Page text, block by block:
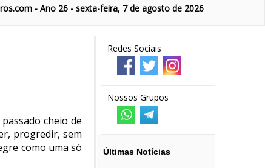
- Ano 26 - sexta-feira, 7 de agosto de 2026
Redes Sociais
Nossos Grupos
Últimas Notícias
cheio de
progredir, sem
como uma só